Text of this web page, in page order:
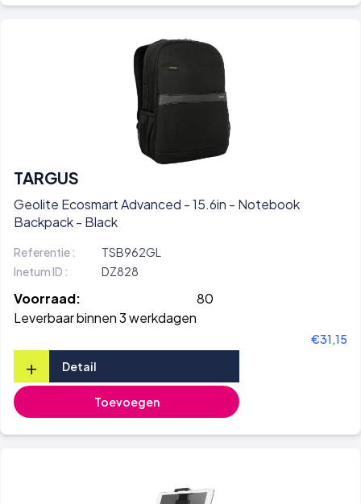
TARGUS
Geolite Ecosmart Advanced - 15.6in - Notebook
Backpack - Black
Referentie :
TSB962GL
Inetum ID :
DZ828
Voorraad:
80
Leverbaar binnen 3 werkdagen
€31,15
+ Detail
Toevoegen